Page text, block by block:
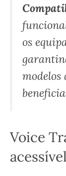
os
Voice